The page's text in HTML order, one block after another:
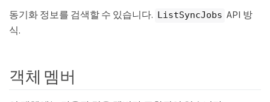
동기화 정보를 검색할 수 있습니다. ListSyncJobs API 방
식.
객체 멤버